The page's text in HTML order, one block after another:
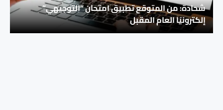
شحادة: من المتوقع تطبيق امتحان “التوجيهي”
إلكترونيًا العام المقبل